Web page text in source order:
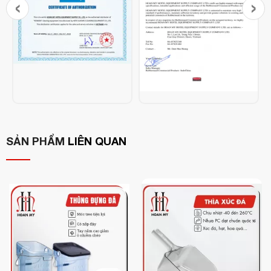
Màu sắc: Đen/Xanh lá/Ghi/Be
Kích thước: 59.7 x 59.7 x 75.6 cm
Khối lượng: 7.71 kg
Dễ dàng thao tác bằng một tay với tay cầm tích hợp.
Đảm bảo an toàn cho trẻ với thanh chữ T liền mảnh và đai
an toàn 3 điểm chủ động.
Vừa với bàn tiêu chuẩn không có khay.
Sản phẩm này dành cho trẻ em dưới 3 tuổi (trọng lượng tối
‹ ›
SẢN PHẨM LIÊN QUAN